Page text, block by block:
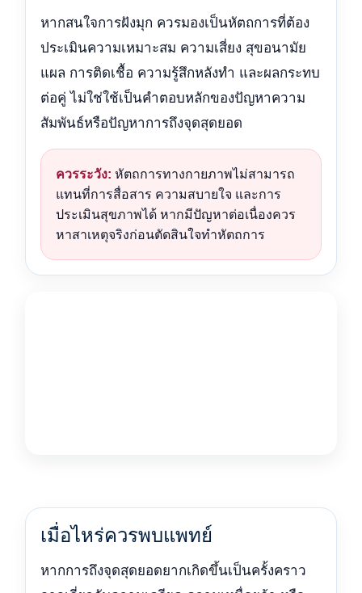
หากสนใจการฝังมุก ควรมองเป็นหัตถการที่ต้อง
ประเมินความเหมาะสม ความเสี่ยง สุขอนามัย
แผล การติดเชื้อ ความรู้สึกหลังทำ และผลกระทบ
ต่อคู่ ไม่ใช่ใช้เป็นคำตอบหลักของปัญหาความ
สัมพันธ์หรือปัญหาการถึงจุดสุดยอด
ควรระวัง: หัตถการทางกายภาพไม่สามารถ
แทนที่การสื่อสาร ความสบายใจ และการ
ประเมินสุขภาพได้ หากมีปัญหาต่อเนื่องควร
หาสาเหตุจริงก่อนตัดสินใจทำหัตถการ
เมื่อไหร่ควรพบแพทย์
หากการถึงจุดสุดยอดยากเกิดขึ้นเป็นครั้งคราว